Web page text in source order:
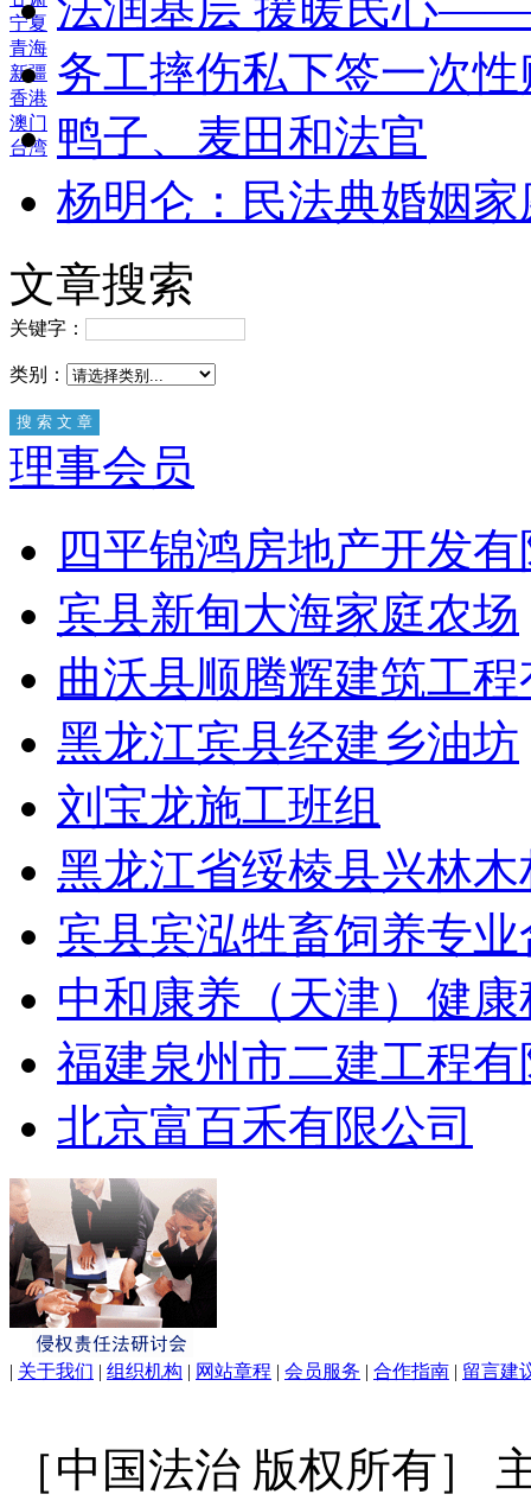
宁夏
青海
新疆
香港
澳门
台湾
务工摔伤私下签一次
鸭子、麦田和法官
杨明仑：民法典婚姻
文章搜索
关键字：
类别：
理事会员
四平锦鸿房地产开发
宾县新甸大海家庭农场
曲沃县顺腾辉建筑工
黑龙江宾县经建乡油坊
刘宝龙施工班组
黑龙江省绥棱县兴林
宾县宾泓牲畜饲养专
中和康养（天津）健
福建泉州市二建工程
北京富百禾有限公司
| 关于我们 | 组织机构 | 网站章程 | 会员服务 | 合作指南 | 留言建
［中国法治 版权所有］